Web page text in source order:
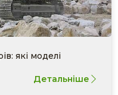
які моделі
Детальніше